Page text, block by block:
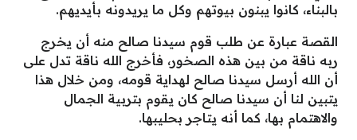
بالبناء، كانوا يبنون بيوتهم وكل ما يريدونه بأيديهم.
القصة عبارة عن طلب قوم سيدنا صالح منه أن يخرج
ربه ناقة من بين هذه الصخور، فأخرج الله ناقة تدل على
أن الله أرسل سيدنا صالح لهداية قومه، ومن خلال هذا
يتبين لنا أن سيدنا صالح كان يقوم بتربية الجمال
والاهتمام بها، كما أنه يتاجر بحليبها.